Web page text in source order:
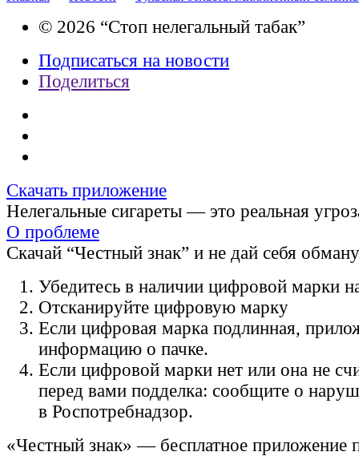
© 2026 “Стоп нелегальный табак”
Подписаться на новости
Поделиться
Скачать приложение
Нелегальные сигареты — это реальная
О проблеме
Скачай “Честный знак” и не дай себя
Убедитесь в наличии цифровой марки
Отсканируйте цифровую марку
Если цифровая марка подлинная,
информацию о пачке.
Если цифровой марки нет или она не
перед вами подделка: сообщите о
в Роспотребнадзор.
«Честный знак» — бесплатное приложение